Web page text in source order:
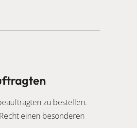
zu bestellen.
einen besonderen